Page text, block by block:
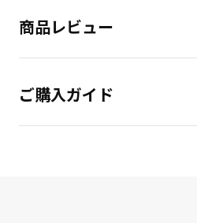
商品レビュー
ご購入ガイド